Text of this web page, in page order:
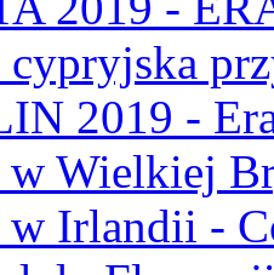
cypryjska
2019 -
w Wielkiej
w Irlandii -